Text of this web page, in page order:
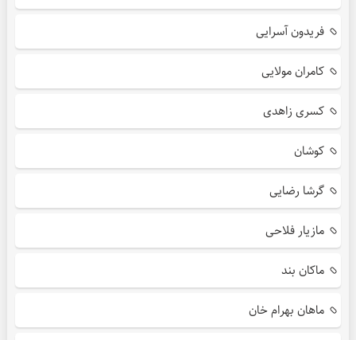
فریدون آسرایی
کامران مولایی
کسری زاهدی
کوشان
گرشا رضایی
مازیار فلاحی
ماکان بند
ماهان بهرام خان